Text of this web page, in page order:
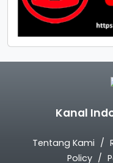
Kanal
Tentang Kami
Policy